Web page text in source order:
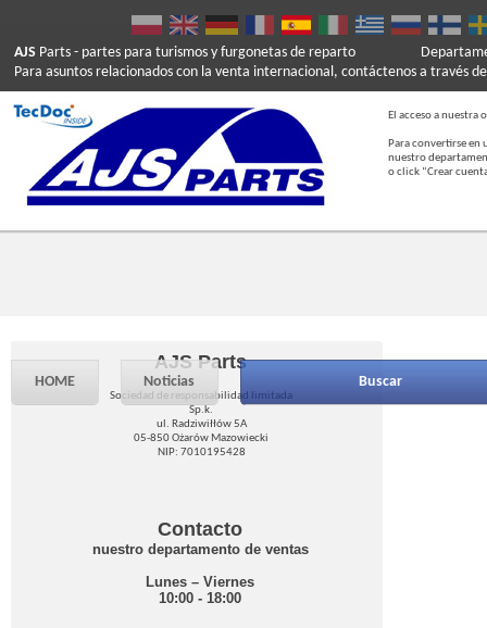
AJS Parts - partes para turismos y furgonetas de reparto
Para asuntos relacionados con la venta internacional, contáctenos a través
El acceso a nuestra
Para convertirse en
nuestro
o click “Crear
HOME Noticias Buscar
AJS Parts
Sociedad de responsabilidad limitada
Sp.k.
ul. Radziwiłłów 5A
05-850 Ożarów Mazowiecki
NIP: 7010195428
Contacto
nuestro departamento de ventas
Lunes – Viernes
10:00 - 18:00